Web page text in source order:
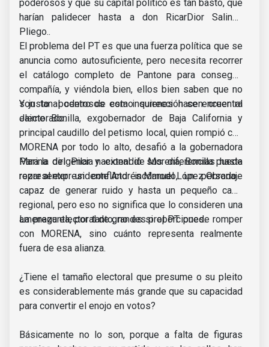
poderosos y que su capital político es tan basto, que
harían palidecer hasta a don RicarDior Salinas
Pliego..
El problema del PT es que una fuerza política que se
anuncia como autosuficiente, pero necesita recorrer
el catálogo completo de Pantone para conseguir
compañía, y viéndola bien, ellos bien saben que no
son tan poderosos como quienes hacen creer al
electorado.
Y justo al centro de esta insurrección se encuentra
Jaime Bonilla, exgobernador de Baja California y
principal caudillo del petismo local, quien rompió con
MORENA por todo lo alto, desafió a la gobernadora
Marina del Pilar y extendió sus diferencias hasta
rozar al expresidente Andrés Manuel López Obrado.
Para la dirigencia nacional de Morena, Bonilla puede
representar un conflicto incómodo, un personaje
capaz de generar ruido y hasta un pequeño caos
regional, pero eso no significa que lo consideren una
amenaza electoral de grandes proporciones.
La pregunta, por tanto, no es si el PT puede romper
con MORENA, sino cuánto representa realmente
fuera de esa alianza.
¿Tiene el tamaño electoral que presume o su pleito
es considerablemente más grande que su capacidad
para convertir el enojo en votos?
Básicamente no lo son, porque a falta de figuras